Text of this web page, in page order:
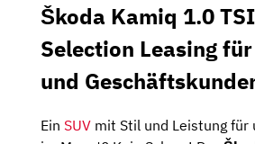
Škoda Kamiq 1.0
Selection Leasing
und
Ein SUV mit Stil und Leistung für